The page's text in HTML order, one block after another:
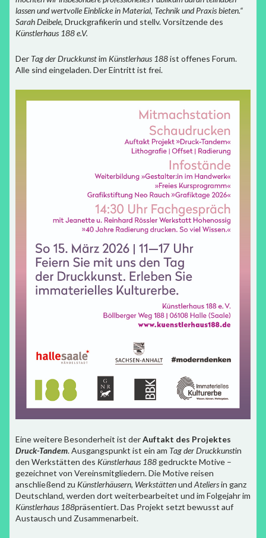
lassen und wertvolle Einblicke in Material, Technik und Praxis bieten.“
Sarah Deibele, Druckgrafikerin und stellv. Vorsitzende des
Künstlerhaus 188 e.V.
Der Tag der Druckkunstim Künstlerhaus 188ist offenes Forum.
Alle sind eingeladen. Der Eintritt ist frei.
Eine weitere Besonderheit ist derAuftakt des Projektes
Druck-Tandem. Ausgangspunkt ist ein am Tag der Druckkunstin
den Werkstätten des Künstlerhaus 188 gedruckte Motive –
gezeichnet von Vereinsmitgliedern. Die Motive reisen
anschließend zu Künstlerhäusern, Werkstättenund Ateliersin ganz
Deutschland, werden dort weiterbearbeitet und im Folgejahr im
Künstlerhaus 188präsentiert. Das Projekt setzt bewusst auf
Austausch und Zusammenarbeit.